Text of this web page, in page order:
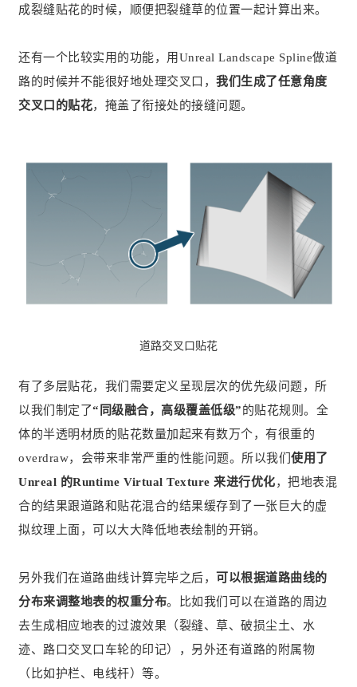
成裂缝贴花的时候，顺便把裂缝草的位置一起计算出来。
还有一个比较实用的功能，用Unreal Landscape Spline做道
路的时候并不能很好地处理交叉口， 我们生成了任意角度
交叉口的贴花，掩盖了衔接处的接缝问题。
道路交叉口贴花
有了多层贴花，我们需要定义呈现层次的优先级问题，所
以我们制定了“同级融合，高级覆盖低级”的贴花规则。全
体的半透明材质的贴花数量加起来有数万个，有很重的
overdraw，会带来非常严重的性能问题。所以我们 使用了
Unreal 的Runtime Virtual Texture 来进行优化，把地表混
合的结果跟道路和贴花混合的结果缓存到了一张巨大的虚
拟纹理上面，可以大大降低地表绘制的开销。
另外我们在道路曲线计算完毕之后， 可以根据道路曲线的
分布来调整地表的权重分布。比如我们可以在道路的周边
去生成相应地表的过渡效果（裂缝、草、破损尘土、水
迹、路口交叉口车轮的印记），另外还有道路的附属物
（比如护栏、电线杆）等。